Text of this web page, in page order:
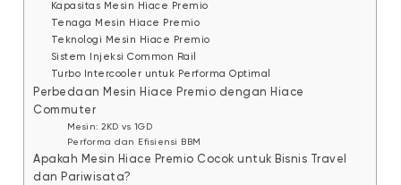
Kapasitas Mesin Hiace Premio
Tenaga Mesin Hiace Premio
Teknologi Mesin Hiace Premio
Sistem Injeksi Common Rail
Turbo Intercooler untuk Performa Optimal
Perbedaan Mesin Hiace Premio dengan Hiace
Commuter
Mesin: 2KD vs 1GD
Performa dan Efisiensi BBM
Apakah Mesin Hiace Premio Cocok untuk Bisnis Travel
dan Pariwisata?